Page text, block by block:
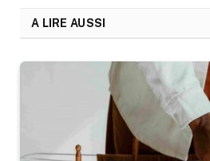
A LIRE AUSSI